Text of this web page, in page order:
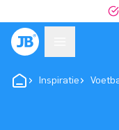
Inspiratie